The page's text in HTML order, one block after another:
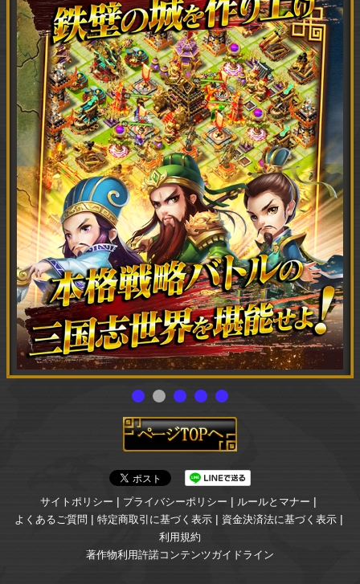
サイトポリシー | プライバシーポリシー | ルールとマナー |
よくあるご質問 | 特定商取引に基づく表示| 資金決済法に基づく表示|
利用規約
著作物利用許諾コンテンツガイドライン